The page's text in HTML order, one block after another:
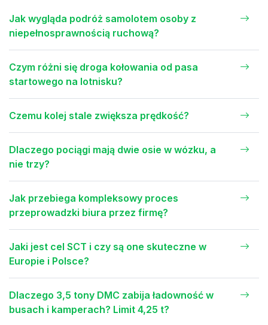
Jak wygląda podróż samolotem osoby z
niepełnosprawnością ruchową?
Czym różni się droga kołowania od pasa
startowego na lotnisku?
Czemu kolej stale zwiększa prędkość?
Dlaczego pociągi mają dwie osie w wózku, a
nie trzy?
Jak przebiega kompleksowy proces
przeprowadzki biura przez firmę?
Jaki jest cel SCT i czy są one skuteczne w
Europie i Polsce?
Dlaczego 3,5 tony DMC zabija ładowność w
busach i kamperach? Limit 4,25 t?